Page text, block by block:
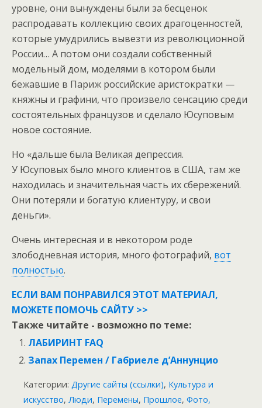
уровне, они вынуждены были за бесценок
распродавать коллекцию своих драгоценностей,
которые умудрились вывезти из революционной
России… А потом они создали собственный
модельный дом, моделями в котором были
бежавшие в Париж российские аристократки —
княжны и графини, что произвело сенсацию среди
состоятельных французов и сделало Юсуповым
новое состояние.
Но «дальше была Великая депрессия.
У Юсуповых было много клиентов в США, там же
находилась и значительная часть их сбережений.
Они потеряли и богатую клиентуру, и свои
деньги».
Очень интересная и в некотором роде
злободневная история, много фотографий, вот
полностью.
ЕСЛИ ВАМ ПОНРАВИЛСЯ ЭТОТ МАТЕРИАЛ,
МОЖЕТЕ ПОМОЧЬ САЙТУ >>
Также читайте - возможно по теме:
ЛАБИРИНТ FAQ
Запах Перемен / Габриеле д’Аннунцио
Категории: Другие сайты (ссылки), Культура и
искусство, Люди, Перемены, Прошлое, Фото,